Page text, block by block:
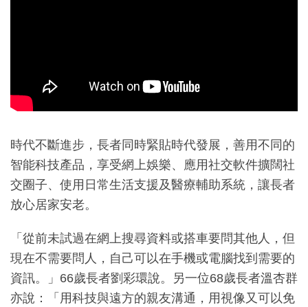
時代不斷進步，長者同時緊貼時代發展，善用不同的
智能科技產品，享受網上娛樂、應用社交軟件擴闊社
交圈子、使用日常生活支援及醫療輔助系統，讓長者
放心居家安老。
「從前未試過在網上搜尋資料或搭車要問其他人，但
現在不需要問人，自己可以在手機或電腦找到需要的
資訊。」66歲長者劉彩環說。另一位68歲長者溫杏群
亦說：「用科技與遠方的親友溝通，用視像又可以免